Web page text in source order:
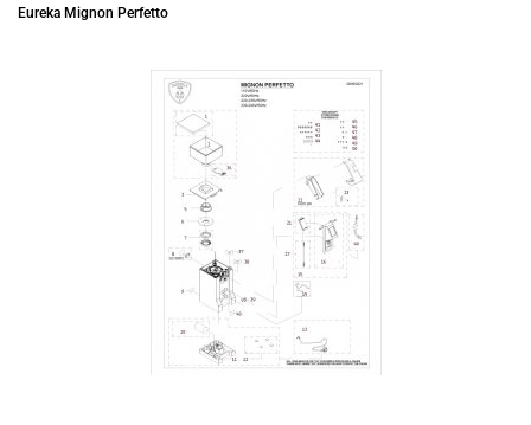
Eureka Mignon Perfetto